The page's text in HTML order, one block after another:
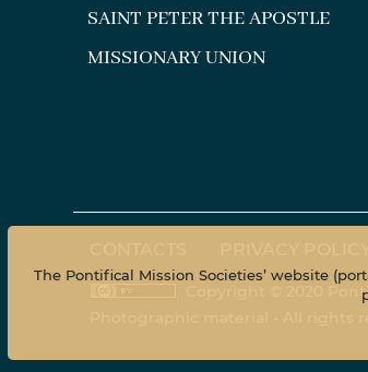
SAINT PETER THE APOSTLE
MISSIONARY UNION
Copyright © 2020
Photographic material - All rights
The Pontifical Mission Societies’ website